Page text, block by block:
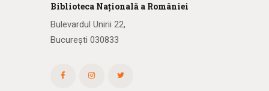
Biblioteca Națională a României
Bulevardul Unirii 22,
București 030833